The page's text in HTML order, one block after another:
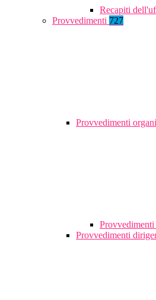
Recapiti
Provvedimenti 727
Provvedimenti
Provvedimenti